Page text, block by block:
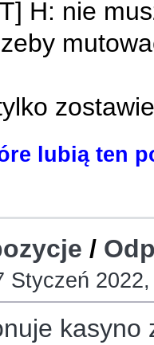
H: nie
lubią ten
/
Styczeń
kasyno